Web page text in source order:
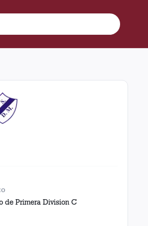
en el estadio Ciudad De Lanús -
de Primera Division C